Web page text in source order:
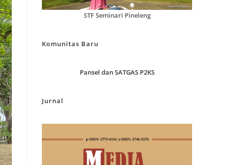
STF Seminari Pineleng
Komunitas Baru
Pansel dan SATGAS P2KS
Jurnal